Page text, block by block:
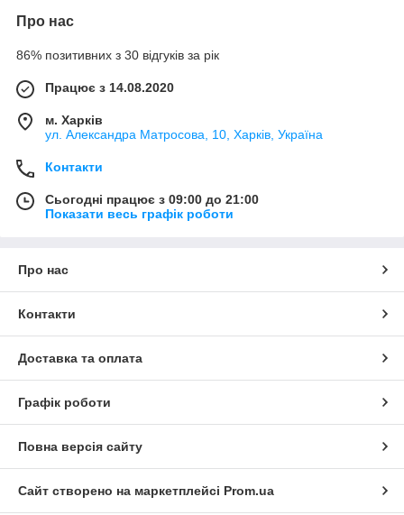
Про нас
86% позитивних з 30 відгуків за рік
Працює з 14.08.2020
м. Харків
ул. Александра Матросова, 10, Харків, Україна
Контакти
Сьогодні працює з 09:00 до 21:00
Показати весь графік роботи
Про нас
Контакти
Доставка та оплата
Графік роботи
Повна версія сайту
Сайт створено на маркетплейсі Prom.ua